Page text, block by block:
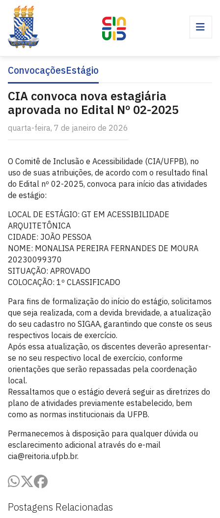
Postagens Relacionadas
ConvocaçõesEstágio
CIA convoca nova estagiária
aprovada no Edital Nº 02-2025
quarta-feira, 7 de janeiro de 2026
O Comitê de Inclusão e Acessibilidade (CIA/UFPB), no
uso de suas atribuições, de acordo com o resultado final
do Edital nº 02-2025, convoca para início das atividades
de estágio:
LOCAL DE ESTÁGIO: GT EM ACESSIBILIDADE
ARQUITETÔNICA
CIDADE: JOÃO PESSOA
NOME: MONALISA PEREIRA FERNANDES DE MOURA
20230099370
SITUAÇÃO: APROVADO
COLOCAÇÃO: 1º CLASSIFICADO
Para fins de formalização do início do estágio, solicitamos
que seja realizada, com a devida brevidade, a atualização
do seu cadastro no SIGAA, garantindo que conste os seus
respectivos locais de exercício.
Após essa atualização, os discentes deverão apresentar-
se no seu respectivo local de exercício, conforme
orientações que serão repassadas pela coordenação
local.
Ressaltamos que o estágio deverá seguir as diretrizes do
plano de atividades previamente estabelecido, bem
como as normas institucionais da UFPB.
Permanecemos à disposição para qualquer dúvida ou
esclarecimento adicional através do e-mail
cia@reitoria.ufpb.br.